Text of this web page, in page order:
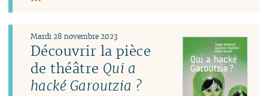
Découvrir la pièce
de théâtre Qui a
hacké Garoutzia ?
Mardi 28 novembre 2023